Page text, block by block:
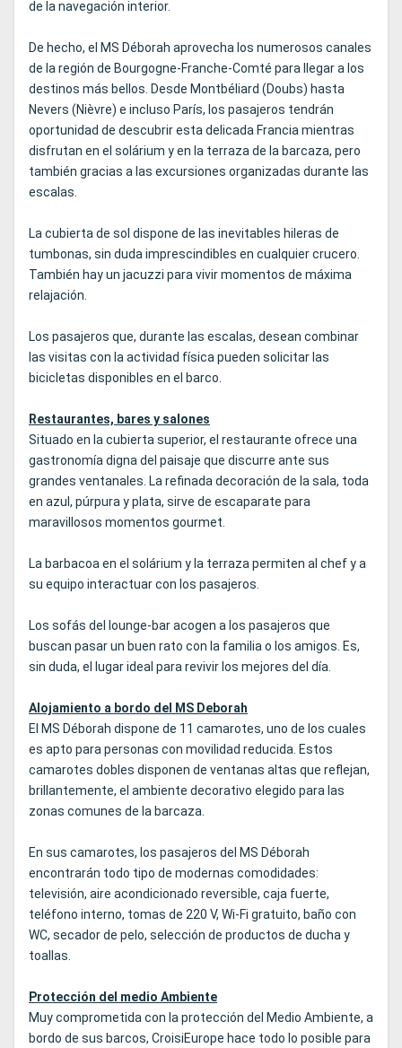
de la navegación interior.
De hecho, el MS Déborah aprovecha los numerosos canales
de la región de Bourgogne-Franche-Comté para llegar a los
destinos más bellos. Desde Montbéliard (Doubs) hasta
Nevers (Nièvre) e incluso París, los pasajeros tendrán
oportunidad de descubrir esta delicada Francia mientras
disfrutan en el solárium y en la terraza de la barcaza, pero
también gracias a las excursiones organizadas durante las
escalas.
La cubierta de sol dispone de las inevitables hileras de
tumbonas, sin duda imprescindibles en cualquier crucero.
También hay un jacuzzi para vivir momentos de máxima
relajación.
Los pasajeros que, durante las escalas, desean combinar
las visitas con la actividad física pueden solicitar las
bicicletas disponibles en el barco.
Restaurantes, bares y salones
Situado en la cubierta superior, el restaurante ofrece una
gastronomía digna del paisaje que discurre ante sus
grandes ventanales. La refinada decoración de la sala, toda
en azul, púrpura y plata, sirve de escaparate para
maravillosos momentos gourmet.
La barbacoa en el solárium y la terraza permiten al chef y a
su equipo interactuar con los pasajeros.
Los sofás del lounge-bar acogen a los pasajeros que
buscan pasar un buen rato con la familia o los amigos. Es,
sin duda, el lugar ideal para revivir los mejores del día.
Alojamiento a bordo del MS Deborah
El MS Déborah dispone de 11 camarotes, uno de los cuales
es apto para personas con movilidad reducida. Estos
camarotes dobles disponen de ventanas altas que reflejan,
brillantemente, el ambiente decorativo elegido para las
zonas comunes de la barcaza.
En sus camarotes, los pasajeros del MS Déborah
encontrarán todo tipo de modernas comodidades:
televisión, aire acondicionado reversible, caja fuerte,
teléfono interno, tomas de 220 V, Wi-Fi gratuito, baño con
WC, secador de pelo, selección de productos de ducha y
toallas.
Protección del medio Ambiente
Muy comprometida con la protección del Medio Ambiente, a
bordo de sus barcos, CroisiEurope hace todo lo posible para